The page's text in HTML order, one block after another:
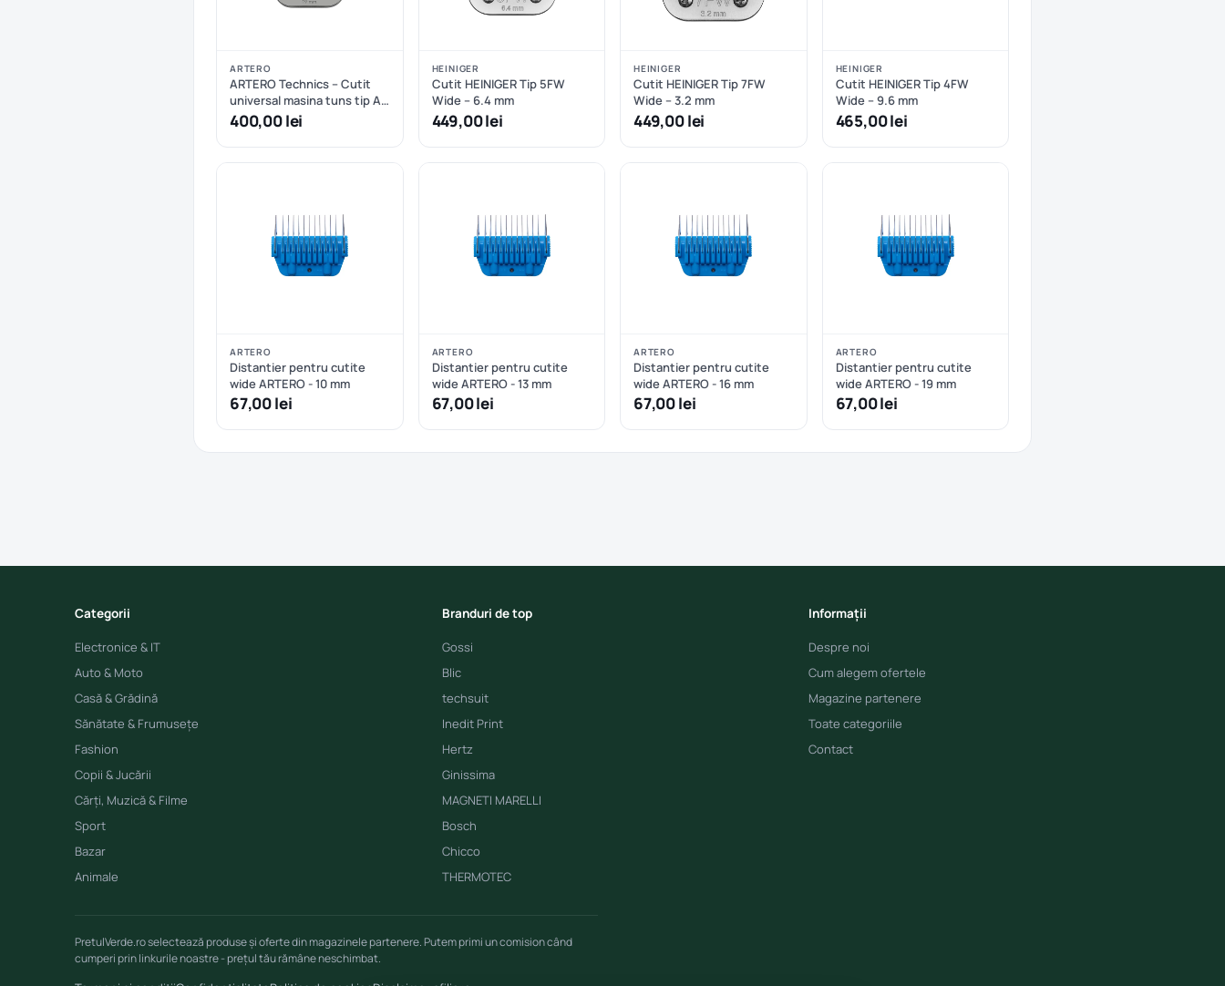
ARTERO
ARTERO Technics – Cutit
universal masina tuns tip A5
nr.3/4 – 19mm
400,00 lei
HEINIGER
Cutit HEINIGER Tip 5FW
Wide – 6.4 mm
449,00 lei
HEINIGER
Cutit HEINIGER Tip 7FW
Wide – 3.2 mm
449,00 lei
HEINIGER
Cutit HEINIGER Tip 4FW
Wide – 9.6 mm
465,00 lei
ARTERO
Distantier pentru cutite
wide ARTERO - 10 mm
67,00 lei
ARTERO
Distantier pentru cutite
wide ARTERO - 13 mm
67,00 lei
ARTERO
Distantier pentru cutite
wide ARTERO - 16 mm
67,00 lei
ARTERO
Distantier pentru cutite
wide ARTERO - 19 mm
67,00 lei
Categorii
Electronice & IT
Auto & Moto
Casă & Grădină
Sănătate & Frumusețe
Fashion
Copii & Jucării
Cărți, Muzică & Filme
Sport
Bazar
Animale
Branduri de top
Gossi
Blic
techsuit
Inedit Print
Hertz
Ginissima
MAGNETI MARELLI
Bosch
Chicco
THERMOTEC
Informații
Despre noi
Cum alegem ofertele
Magazine partenere
Toate categoriile
Contact
PretulVerde.ro selectează produse și oferte din magazinele partenere. Putem primi un comision când
cumperi prin linkurile noastre - prețul tău rămâne neschimbat.